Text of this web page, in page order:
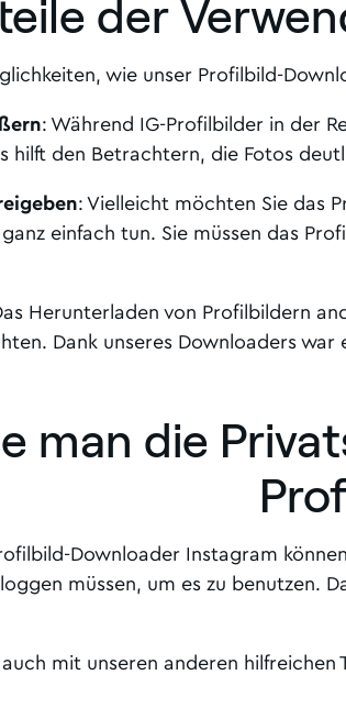
der
wie unser Profilbild-
: Während IG-Profilbilder in der
hilft den Betrachtern, die Fotos
: Vielleicht möchten Sie das
ganz einfach tun. Sie müssen das
Herunterladen von Profilbildern
Dank unseres Downloaders
man die
Downloader Instagram
müssen, um es zu benutzen.
auch mit unseren anderen hilfreichen